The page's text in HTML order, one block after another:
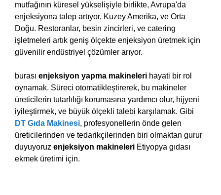
mutfağının küresel yükselişiyle birlikte, Avrupa'da
enjeksiyona talep artıyor, Kuzey Amerika, ve Orta
Doğu. Restoranlar, besin zincirleri, ve catering
işletmeleri artık geniş ölçekte enjeksiyon üretmek için
güvenilir endüstriyel çözümler arıyor.
burası enjeksiyon yapma makineleri hayati bir rol
oynamak. Süreci otomatikleştirerek, bu makineler
üreticilerin tutarlılığı korumasına yardımcı olur, hijyeni
iyileştirmek, ve büyük ölçekli talebi karşılamak. Gibi
DT Gıda Makinesi, profesyonellerin önde gelen
üreticilerinden ve tedarikçilerinden biri olmaktan gurur
duyuyoruz enjeksiyon makineleri Etiyopya gıdası
ekmek üretimi için.